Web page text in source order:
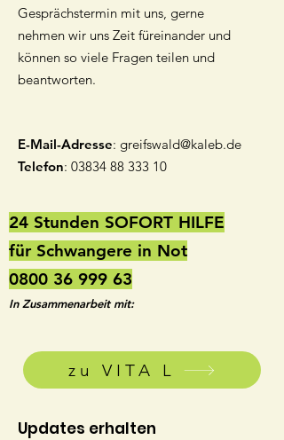
Gesprächstermin mit uns, gerne
nehmen wir uns Zeit füreinander und
können so viele Fragen teilen und
beantworten.
E-Mail-Adresse: greifswald@kaleb.de
Telefon: 03834 88 333 10
24 Stunden SOFORT HILFE
für Schwangere in Not
0800 36 999 63
In Zusammenarbeit mit:
zu VITA L
Updates erhalten